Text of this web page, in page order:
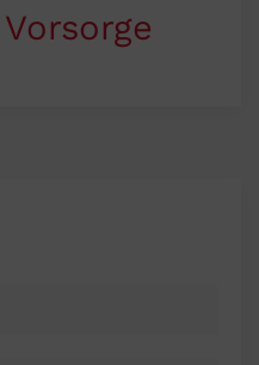
Vorsorge